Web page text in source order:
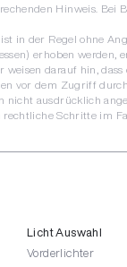
Hinweis. Bei
in der Regel ohne
erhoben
darauf hin,
vor dem Zugriff
nicht ausdrücklich
Schritte im
Licht Auswahl
Vorderlichter